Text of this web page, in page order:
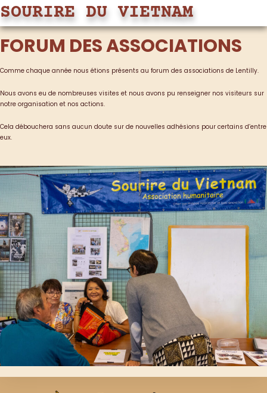
SOURIRE DU VIETNAM
FORUM DES ASSOCIATIONS
Comme chaque année nous étions présents au forum des associations de Lentilly.
Nous avons eu de nombreuses visites et nous avons pu renseigner nos visiteurs sur
notre organisation et nos actions.
Cela débouchera sans aucun doute sur de nouvelles adhésions pour certains d’entre
eux.